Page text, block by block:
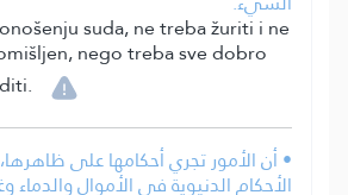
suda, ne treba žuriti i ne
nego treba sve dobro
• أن الأمور تجري أحكامها على
الأحكام الدنيوية في الأموال والدماء